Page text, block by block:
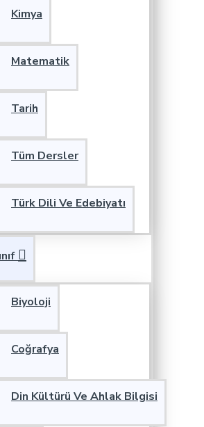
Kimya
Matematik
Tarih
Tüm Dersler
Türk Dili Ve Edebiyatı
Biyoloji
Coğrafya
Din Kültürü Ve Ahlak Bilgisi